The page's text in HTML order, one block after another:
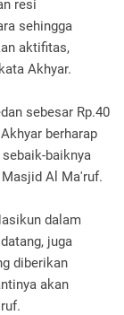
resi
sehingga
aktifitas,
Akhyar.
sebesar Rp.40
berharap
baiknya
Al Ma'ruf.
dalam
juga
diberikan
akan